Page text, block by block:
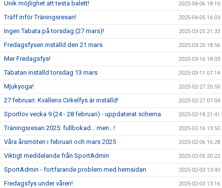
Unik möjlighet att testa balett! 2025-04-06 18:10
Träff inför Träningsresan! 2025-04-05 16:03
Ingen Tabata på torsdag (27 mars)! 2025-03-25 21:33
Fredagsfysen inställd den 21 mars 2025-03-20 18:56
Mer Fredagsfys! 2025-03-16 18:03
Tabatan inställd torsdag 13 mars 2025-03-11 07:14
Mjukyoga! 2025-02-27 20:50
27 februari: Kvällens Cirkelfys är inställd! 2025-02-27 07:04
Sportlov vecka 9 (24 - 28 februari) - uppdaterat schema 2025-02-18 21:41
Träningsresan 2025: fullbokad... men...! 2025-02-16 19:50
Våra årsmöten i februari och mars 2025 2025-02-06 16:28
Viktigt meddelande från SportAdmin 2025-02-05 20:22
SportAdmin - fortfarande problem med hemsidan 2025-02-03 13:40
Fredagsfys under våren! 2025-02-03 13:16